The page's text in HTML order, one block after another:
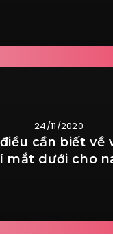
24/11/2020
cần biết về
mắt dưới cho